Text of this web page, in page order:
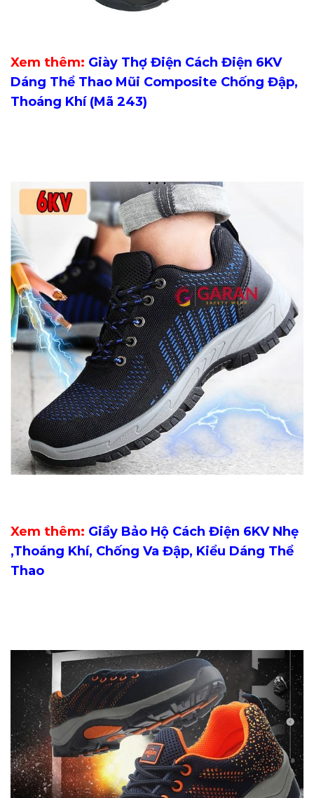
Xem thêm: Giày Thợ Điện Cách Điện 6KV
Dáng Thể Thao Mũi Composite Chống Đập,
Thoáng Khí (Mã 243)
Xem thêm: Giầy Bảo Hộ Cách Điện 6KV Nhẹ
,Thoáng Khí, Chống Va Đập, Kiểu Dáng Thể
Thao